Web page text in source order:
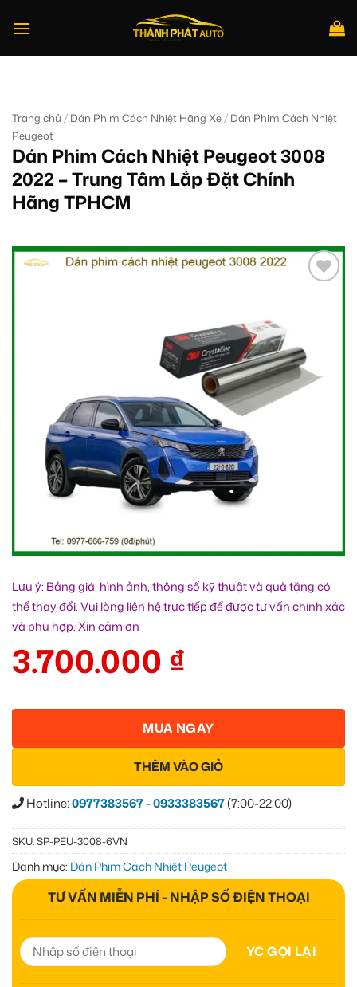
qua
Trang chủ / Dán Phim Cách Nhiệt Hãng Xe/ Dán Phim Cách Nhiệt
Peugeot
Dán Phim Cách Nhiệt Peugeot 3008
2022 – Trung Tâm Lắp Đặt Chính
Hãng TPHCM
Lưu ý: Bảng giá, hình ảnh, thông số kỹ thuật và quà tặng có
thể thay đổi. Vui lòng liên hệ trực tiếp để được tư vấn chính xác
và phù hợp. Xin cảm ơn
3.700.000 ₫
THÊM VÀO GIỎ
MUA NGAY
Hotline:0977383567-0933383567(7:00-22:00)
SKU:SP-PEU-3008-6VN
Danh mục: Dán Phim Cách Nhiệt Peugeot
TƯ VẤN MIỄN PHÍ - NHẬP SỐ ĐIỆN THOẠI